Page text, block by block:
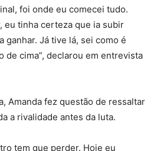
foi onde eu comecei tudo.
eu tinha certeza que ia subir
ganhar. Já tive lá, sei como é
de cima”, declarou em entrevista
Amanda fez questão de ressaltar
a rivalidade antes da luta.
tem que perder. Hoje eu